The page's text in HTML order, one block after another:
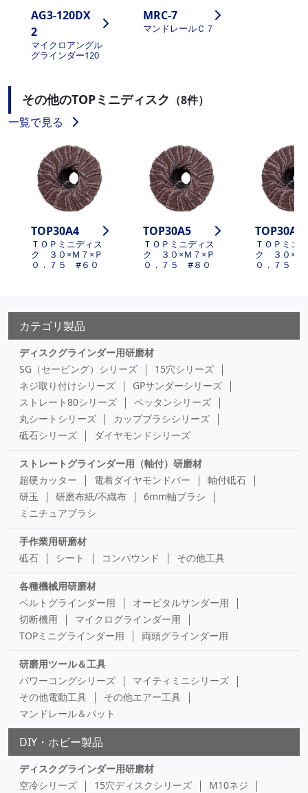
AG3-120DX
2
マイクロアングル
グラインダー120
MRC-7
マンドレールＣ７
その他のTOPミニディスク （8件）
一覧で見る
TOP30A4
ＴＯＰミニディス
ク ３０×Ｍ７×Ｐ
０．７５ #６０
TOP30A5
ＴＯＰミニディス
ク ３０×Ｍ７×Ｐ
０．７５ #８０
TOP30A6
ＴＯＰミニ
ク ３０×Ｍ
０．７５ #
カテゴリ製品
ディスクグラインダー用研磨材
SG（セービング）シリーズ
15穴シリーズ
ネジ取り付けシリーズ
GPサンダーシリーズ
ストレート80シリーズ
ペッタンシリーズ
丸シートシリーズ
カップブラシシリーズ
砥石シリーズ
ダイヤモンドシリーズ
ストレートグラインダー用（軸付）研磨材
超硬カッター
電着ダイヤモンドバー
軸付砥石
研玉
研磨布紙/不織布
6mm軸ブラシ
ミニチュアブラシ
手作業用研磨材
砥石
シート コンパウンド その他工具
各種機械用研磨材
ベルトグラインダー用
オービタルサンダー用
切断機用
マイクログラインダー用
TOPミニグラインダー用
両頭グラインダー用
研磨用ツール＆工具
パワーコングシリーズ
マイティミニシリーズ
その他電動工具
その他エアー工具
マンドレール＆パット
DIY・ホビー製品
ディスクグラインダー用研磨材
空冷シリーズ
15穴ディスクシリーズ M10ネジ